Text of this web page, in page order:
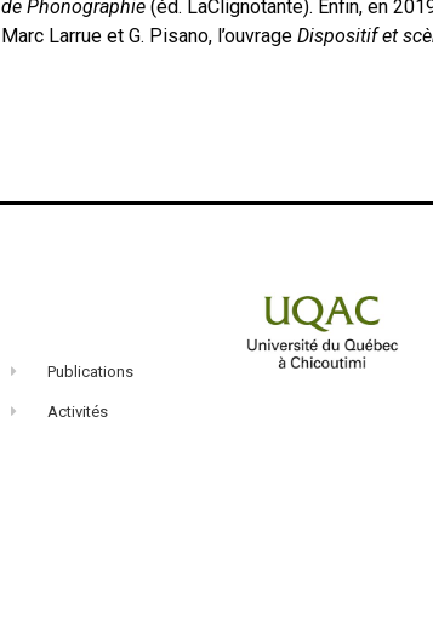
de Phonographie (éd. LaClignotante). Enfin, en
Marc Larrue et G. Pisano, l’ouvrage Dispositif et
Publications
Activités